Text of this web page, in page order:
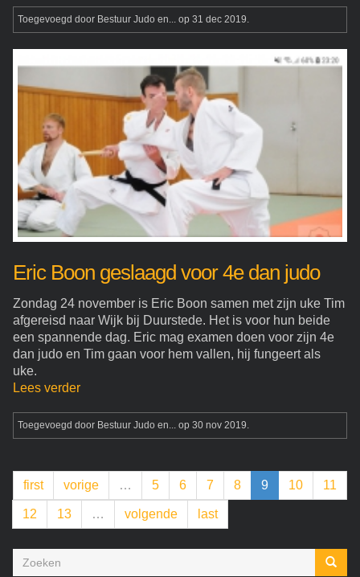
Toegevoegd door Bestuur Judo en... op 31 dec 2019.
Eric Boon geslaagd voor 4e dan judo
Zondag 24 november is Eric Boon samen met zijn uke Tim
afgereisd naar Wijk bij Duurstede. Het is voor hun beide
een spannende dag. Eric mag examen doen voor zijn 4e
dan judo en Tim gaan voor hem vallen, hij fungeert als
uke.
Lees verder
Toegevoegd door Bestuur Judo en... op 30 nov 2019.
first vorige … 5 6 7 8 9 10 11
12 13 … volgende last
Zoekveld